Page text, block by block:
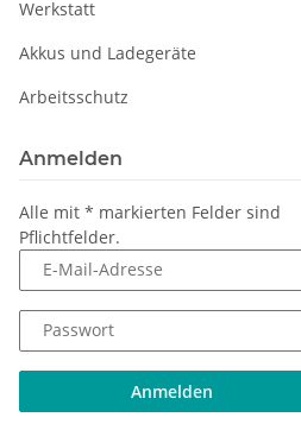
Werkstatt
Akkus und Ladegeräte
Arbeitsschutz
Anmelden
Alle mit * markierten Felder sind
Pflichtfelder.
E-Mail-Adresse
Passwort
Anmelden